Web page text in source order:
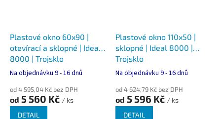
Plastové okno 60x90 |
otevírací a sklopné | Ideal
8000 | Trojsklo
Na objednávku 9 - 16 dnů
od 4 595,04 Kč bez DPH
od 5 560 Kč / ks
DETAIL
Plastové okno 110x50 |
sklopné | Ideal 8000 |
Trojsklo
Na objednávku 9 - 16 dnů
od 4 624,79 Kč bez DPH
od 5 596 Kč / ks
DETAIL